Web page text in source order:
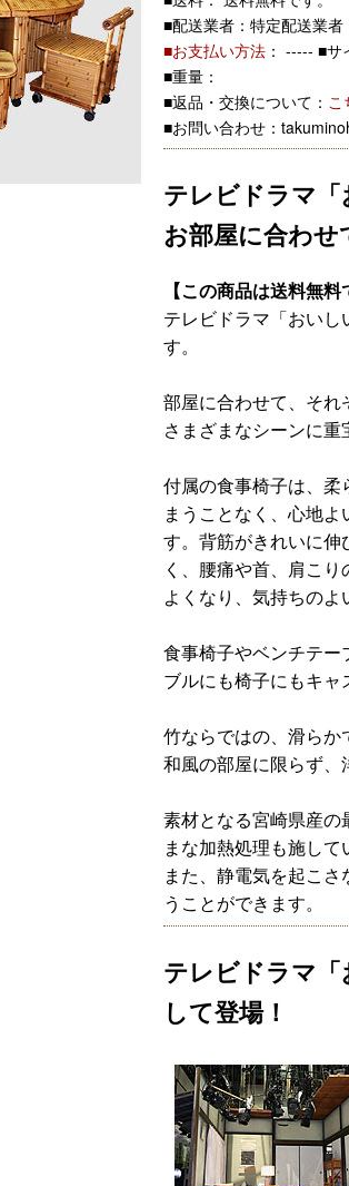
■配送業者：特定配送業者
■お支払い方法 ： ----- ■サ
■重量：
■返品・交換について： こ
■お問い合わせ：
テレビドラマ「
お部屋に合わ
【この商品は送料無料
テレビドラマ「おい
す。
部屋に合わせて、それ
さまざまなシーンに重
付属の食事椅子は、
まうことなく、心地
す。背筋がきれいに
く、腰痛や首、肩こ
よくなり、気持ちのよ
食事椅子やベンチテ
ブルにも椅子にもキャ
竹ならではの、滑らか
和風の部屋に限らず、
素材となる宮崎県産
まな加熱処理も施して
また、静電気を起こ
うことができます。
テレビドラマ
して登場！